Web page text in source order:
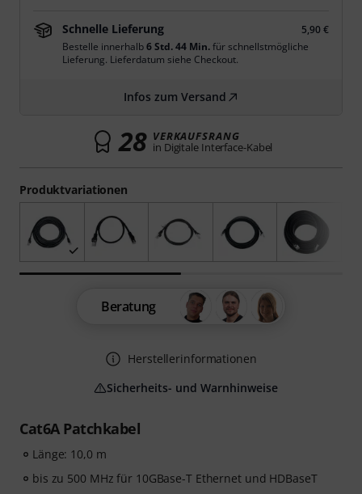
Cat6A Patchkabel
Länge: 10,0 m
bis zu 500 MHz für 10GBase-T Ethernet und HDBaseT
Produktvariationen
Schnelle Lieferung
5,90 €
Bestelle innerhalb6 Std. 44 Min.für schnellstmögliche
Lieferung. Lieferdatum siehe Checkout.
Infos zum Versand
28 VERKAUFSRANG
in Digitale Interface-Kabel
Beratung
Herstellerinformationen
Sicherheits- und Warnhinweise